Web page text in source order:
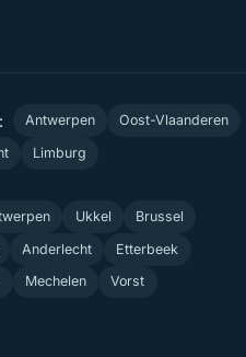
Antwerpen
Oost-Vlaanderen
Limburg
Ukkel
Brussel
Anderlecht
Etterbeek
Mechelen
Vorst